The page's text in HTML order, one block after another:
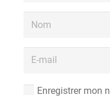
Enregistrer mon